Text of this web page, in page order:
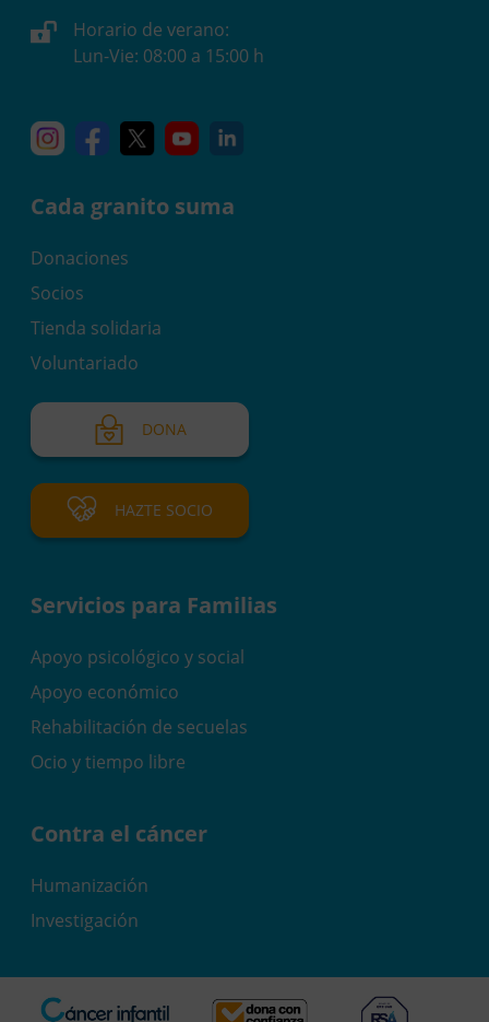
Horario de verano:
Lun-Vie: 08:00 a 15:00 h
InstagramFacebook
X YouTube
Cada granito suma
Donaciones
Socios
Tienda solidaria
Voluntariado
DONA
HAZTE SOCIO
Servicios para Familias
Apoyo psicológico y social
Apoyo económico
Rehabilitación de secuelas
Ocio y tiempo libre
Contra el cáncer
Humanización
Investigación